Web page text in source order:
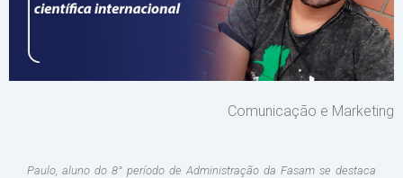
Comunicação e Marketing
Paulo, aluno do 8° período de Administração da Fasam se destaca